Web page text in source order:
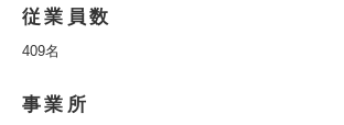
従業員数
409名
事業所